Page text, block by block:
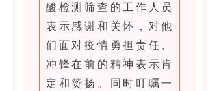
酸检测筛查的工作人员
表示感谢和关怀，对他
们面对疫情勇担责任、
冲锋在前的精神表示肯
定和赞扬。同时叮嘱一